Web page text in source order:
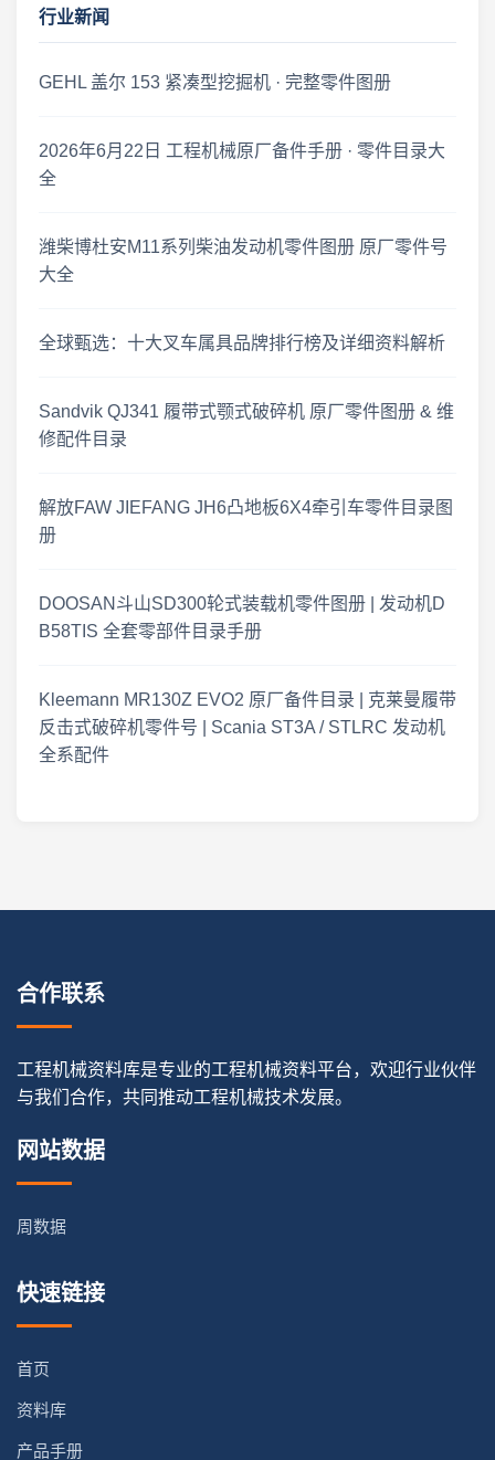
资料更新 · 2026年7月24日
工程机械资料更新 · 2026年7月16日
2026-07-14 工程机械零件图册 · 更新公告
2026年7月6日 上新 工程机械零件图册 · 更新公告
行业新闻
GEHL 盖尔 153 紧凑型挖掘机 · 完整零件图册
2026年6月22日 工程机械原厂备件手册 · 零件目录大
全
潍柴博杜安M11系列柴油发动机零件图册 原厂零件号
大全
全球甄选：十大叉车属具品牌排行榜及详细资料解析
Sandvik QJ341 履带式颚式破碎机 原厂零件图册 & 维
修配件目录
解放FAW JIEFANG JH6凸地板6X4牵引车零件目录图
册
DOOSAN斗山SD300轮式装载机零件图册 | 发动机D
B58TIS 全套零部件目录手册
Kleemann MR130Z EVO2 原厂备件目录 | 克莱曼履带
反击式破碎机零件号 | Scania ST3A / STLRC 发动机
全系配件
合作联系
工程机械资料库是专业的工程机械资料平台，欢迎行业伙伴
与我们合作，共同推动工程机械技术发展。
网站数据
周数据
快速链接
首页
资料库
产品手册